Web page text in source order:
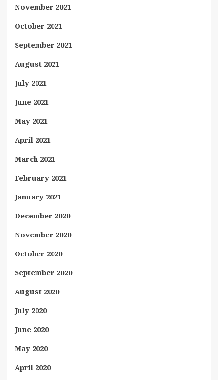
November 2021
October 2021
September 2021
August 2021
July 2021
June 2021
May 2021
April 2021
March 2021
February 2021
January 2021
December 2020
November 2020
October 2020
September 2020
August 2020
July 2020
June 2020
May 2020
April 2020